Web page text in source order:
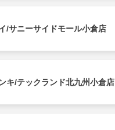
/サニーサイドモール小倉店
キ/テックランド北九州小倉店